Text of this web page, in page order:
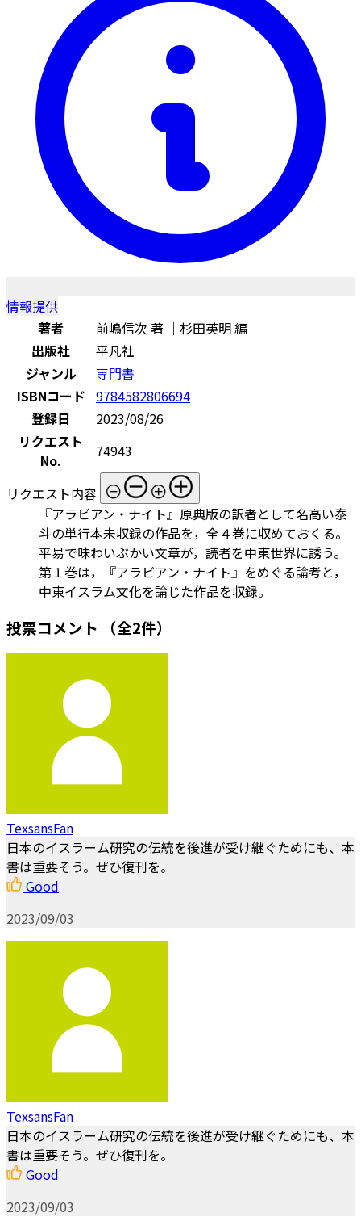
情報提供
著者
前嶋信次 著 ｜杉田英明 編
出版社
平凡社
ジャンル
専門書
ISBNコード 9784582806694
登録日
2023/08/26
リクエスト
No.
74943
リクエスト内容
『アラビアン・ナイト』原典版の訳者として名高い泰
斗の単行本未収録の作品を，全４巻に収めておくる。
平易で味わいぶかい文章が，読者を中東世界に誘う。
第１巻は，『アラビアン・ナイト』をめぐる論考と，
中東イスラム文化を論じた作品を収録。
投票コメント （全2件）
TexsansFan
日本のイスラーム研究の伝統を後進が受け継ぐためにも、本
書は重要そう。ぜひ復刊を。
Good
2023/09/03
TexsansFan
日本のイスラーム研究の伝統を後進が受け継ぐためにも、本
書は重要そう。ぜひ復刊を。
Good
2023/09/03